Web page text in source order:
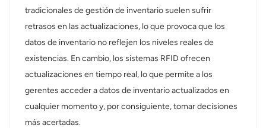
tradicionales de gestión de inventario suelen sufrir
retrasos en las actualizaciones, lo que provoca que los
datos de inventario no reflejen los niveles reales de
existencias. En cambio, los sistemas RFID ofrecen
actualizaciones en tiempo real, lo que permite a los
gerentes acceder a datos de inventario actualizados en
cualquier momento y, por consiguiente, tomar decisiones
más acertadas.